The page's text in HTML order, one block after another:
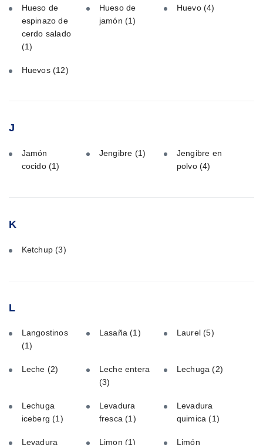
Hueso de
espinazo de
cerdo salado
(1)
Hueso de
jamón (1)
Huevo(4)
Huevos (12)
J
Jamón
cocido (1)
Jengibre (1)
Jengibre en
polvo(4)
K
Ketchup(3)
L
Langostinos
(1)
Lasaña(1) Laurel(5)
Leche (2)
Leche entera
(3)
Lechuga(2)
Lechuga
iceberg(1)
Levadura
fresca(1)
Levadura
quimica(1)
Levadura Limon (1) Limón